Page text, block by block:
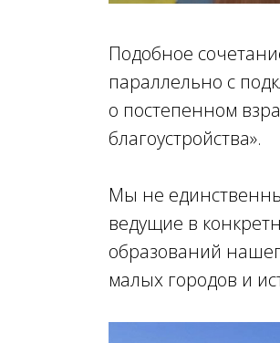
Подобное
параллельно с
о постепенном
благоустройства».
Мы не
ведущие в
образований
малых городов и